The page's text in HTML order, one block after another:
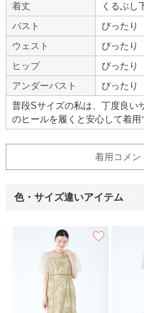
niana
とても綺麗で非常に満足で
とても綺麗で非常に満足でした。
次回も利用したいと思います。
【一緒に注文した商品】
着丈
くるぶし
バスト
ぴったり
ウェスト
ぴったり
ヒップ
ぴったり
アンダーバスト
ぴったり
普段Sサイズの私は、丁度良い
のヒールを履くと安心して着用
着用コメン
色・サイズ違いアイテム